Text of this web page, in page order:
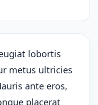
lobortis
metus ultricies
ante eros,
placerat